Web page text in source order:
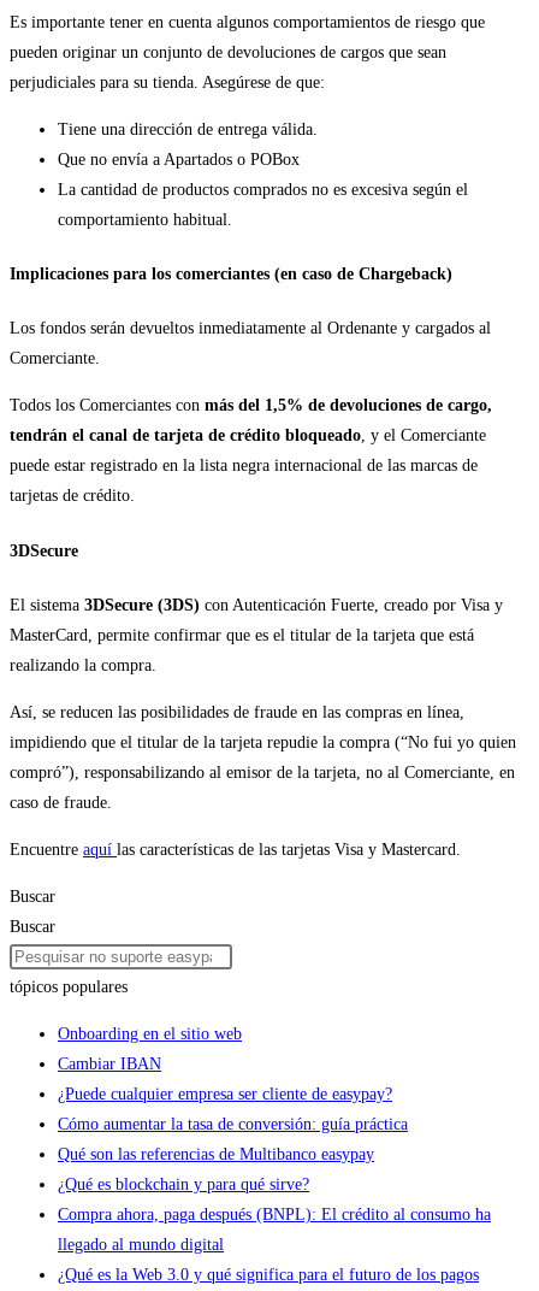
Es importante tener en cuenta algunos comportamientos de riesgo que
pueden originar un conjunto de devoluciones de cargos que sean
perjudiciales para su tienda. Asegúrese de que:
Tiene una dirección de entrega válida.
Que no envía a Apartados o POBox
La cantidad de productos comprados no es excesiva según el
comportamiento habitual.
Implicaciones para los comerciantes (en caso de Chargeback)
Los fondos serán devueltos inmediatamente al Ordenante y cargados al
Comerciante.
Todos los Comerciantes con más del 1,5% de devoluciones de cargo,
tendrán el canal de tarjeta de crédito bloqueado, y el Comerciante
puede estar registrado en la lista negra internacional de las marcas de
tarjetas de crédito.
3DSecure
El sistema 3DSecure (3DS) con Autenticación Fuerte, creado por Visa y
MasterCard, permite confirmar que es el titular de la tarjeta que está
realizando la compra.
Así, se reducen las posibilidades de fraude en las compras en línea,
impidiendo que el titular de la tarjeta repudie la compra (“No fui yo quien
compró”), responsabilizando al emisor de la tarjeta, no al Comerciante, en
caso de fraude.
Encuentre aquí las características de las tarjetas Visa y Mastercard.
Buscar
Buscar
tópicos populares
Onboarding en el sitio web
Cambiar IBAN
¿Puede cualquier empresa ser cliente de easypay?
Cómo aumentar la tasa de conversión: guía práctica
Qué son las referencias de Multibanco easypay
¿Qué es blockchain y para qué sirve?
Compra ahora, paga después (BNPL): El crédito al consumo ha
llegado al mundo digital
¿Qué es la Web 3.0 y qué significa para el futuro de los pagos